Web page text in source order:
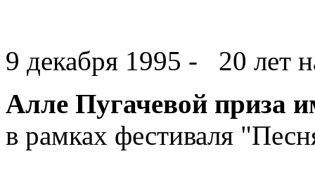
9 декабря 1995 - 20 лет
Алле Пугачевой приза
в рамках фестиваля